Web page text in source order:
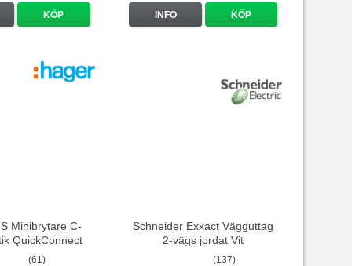
KÖP INFO KÖP
Minibrytare C-
QuickConnect
(61)
Schneider Exxact Vägguttag
2-vägs jordat Vit
standarduttag
(137)